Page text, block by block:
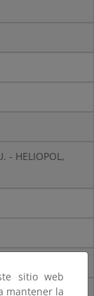
- HELIOPOL,
sitio web
mantener la